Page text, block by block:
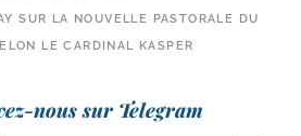
SUR LA NOUVELLE PASTORALE DU
LE CARDINAL KASPER
nous sur Telegram